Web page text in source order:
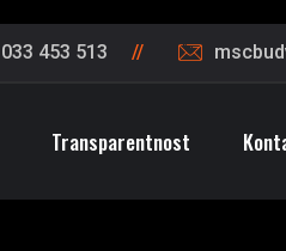
033 453 513
Transparentnost